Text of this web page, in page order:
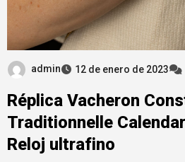
admin 12 de enero de 2023
Réplica Vacheron
Traditionnelle
Reloj ultrafino